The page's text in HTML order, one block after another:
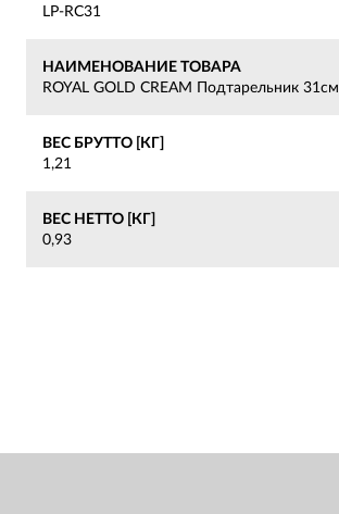
LP-RC31
НАИМЕНОВАНИЕ ТОВАРА
ROYAL GOLD CREAM Подтарельник 31см
ВЕС БРУТТО [КГ]
1,21
ВЕС НЕТТО [КГ]
0,93